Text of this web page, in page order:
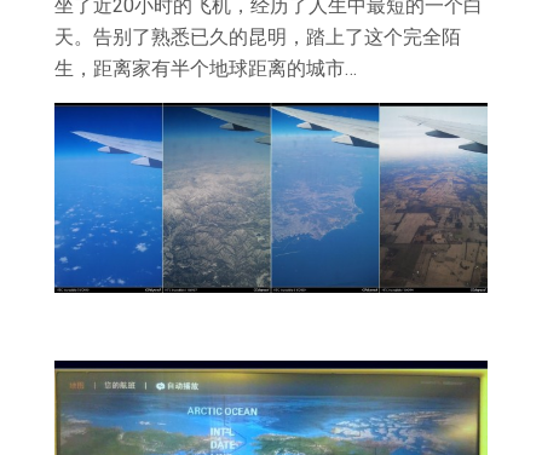
坐了近20小时的飞机，经历了人生中最短的一个白
天。告别了熟悉已久的昆明，踏上了这个完全陌
生，距离家有半个地球距离的城市…